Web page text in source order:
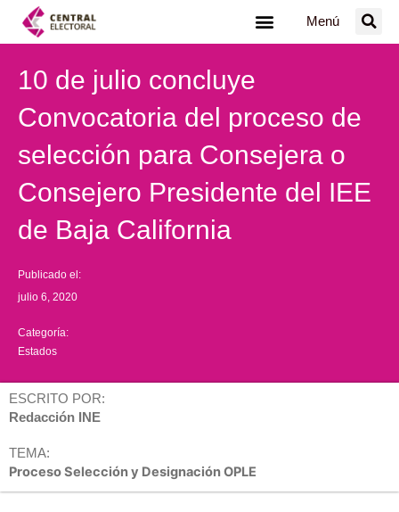
Menú
10 de julio concluye
Convocatoria del proceso de
selección para Consejera o
Consejero Presidente del IEE
de Baja California
Publicado el:
julio 6, 2020
Categoría:
Estados
ESCRITO POR:
Redacción INE
TEMA:
Proceso Selección y Designación OPLE